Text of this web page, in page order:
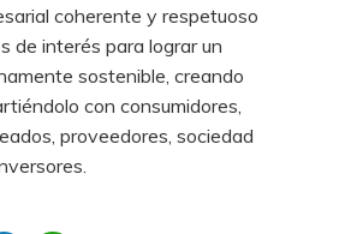
coherente y respetuoso
de interés para lograr un
sostenible, creando
con consumidores,
proveedores, sociedad